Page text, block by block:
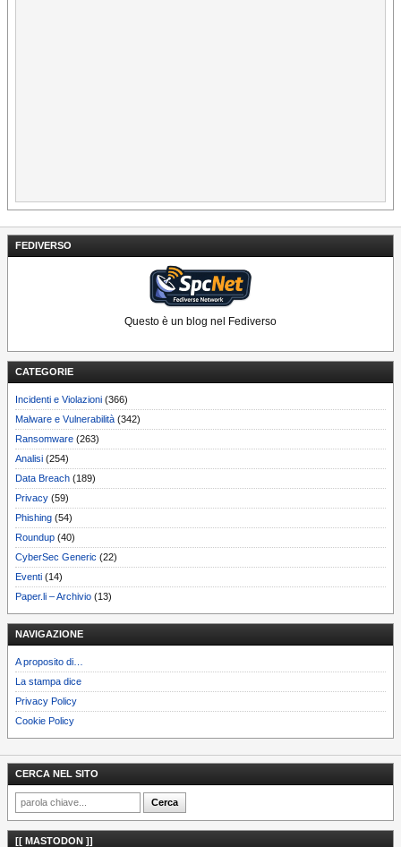
FEDIVERSO
Questo è un blog nel Fediverso
CATEGORIE
Incidenti e Violazioni (366)
Malware e Vulnerabilità (342)
Ransomware (263)
Analisi (254)
Data Breach (189)
Privacy (59)
Phishing (54)
Roundup (40)
CyberSec Generic (22)
Eventi (14)
Paper.li – Archivio (13)
NAVIGAZIONE
A proposito di…
La stampa dice
Privacy Policy
Cookie Policy
CERCA NEL SITO
[[ MASTODON ]]